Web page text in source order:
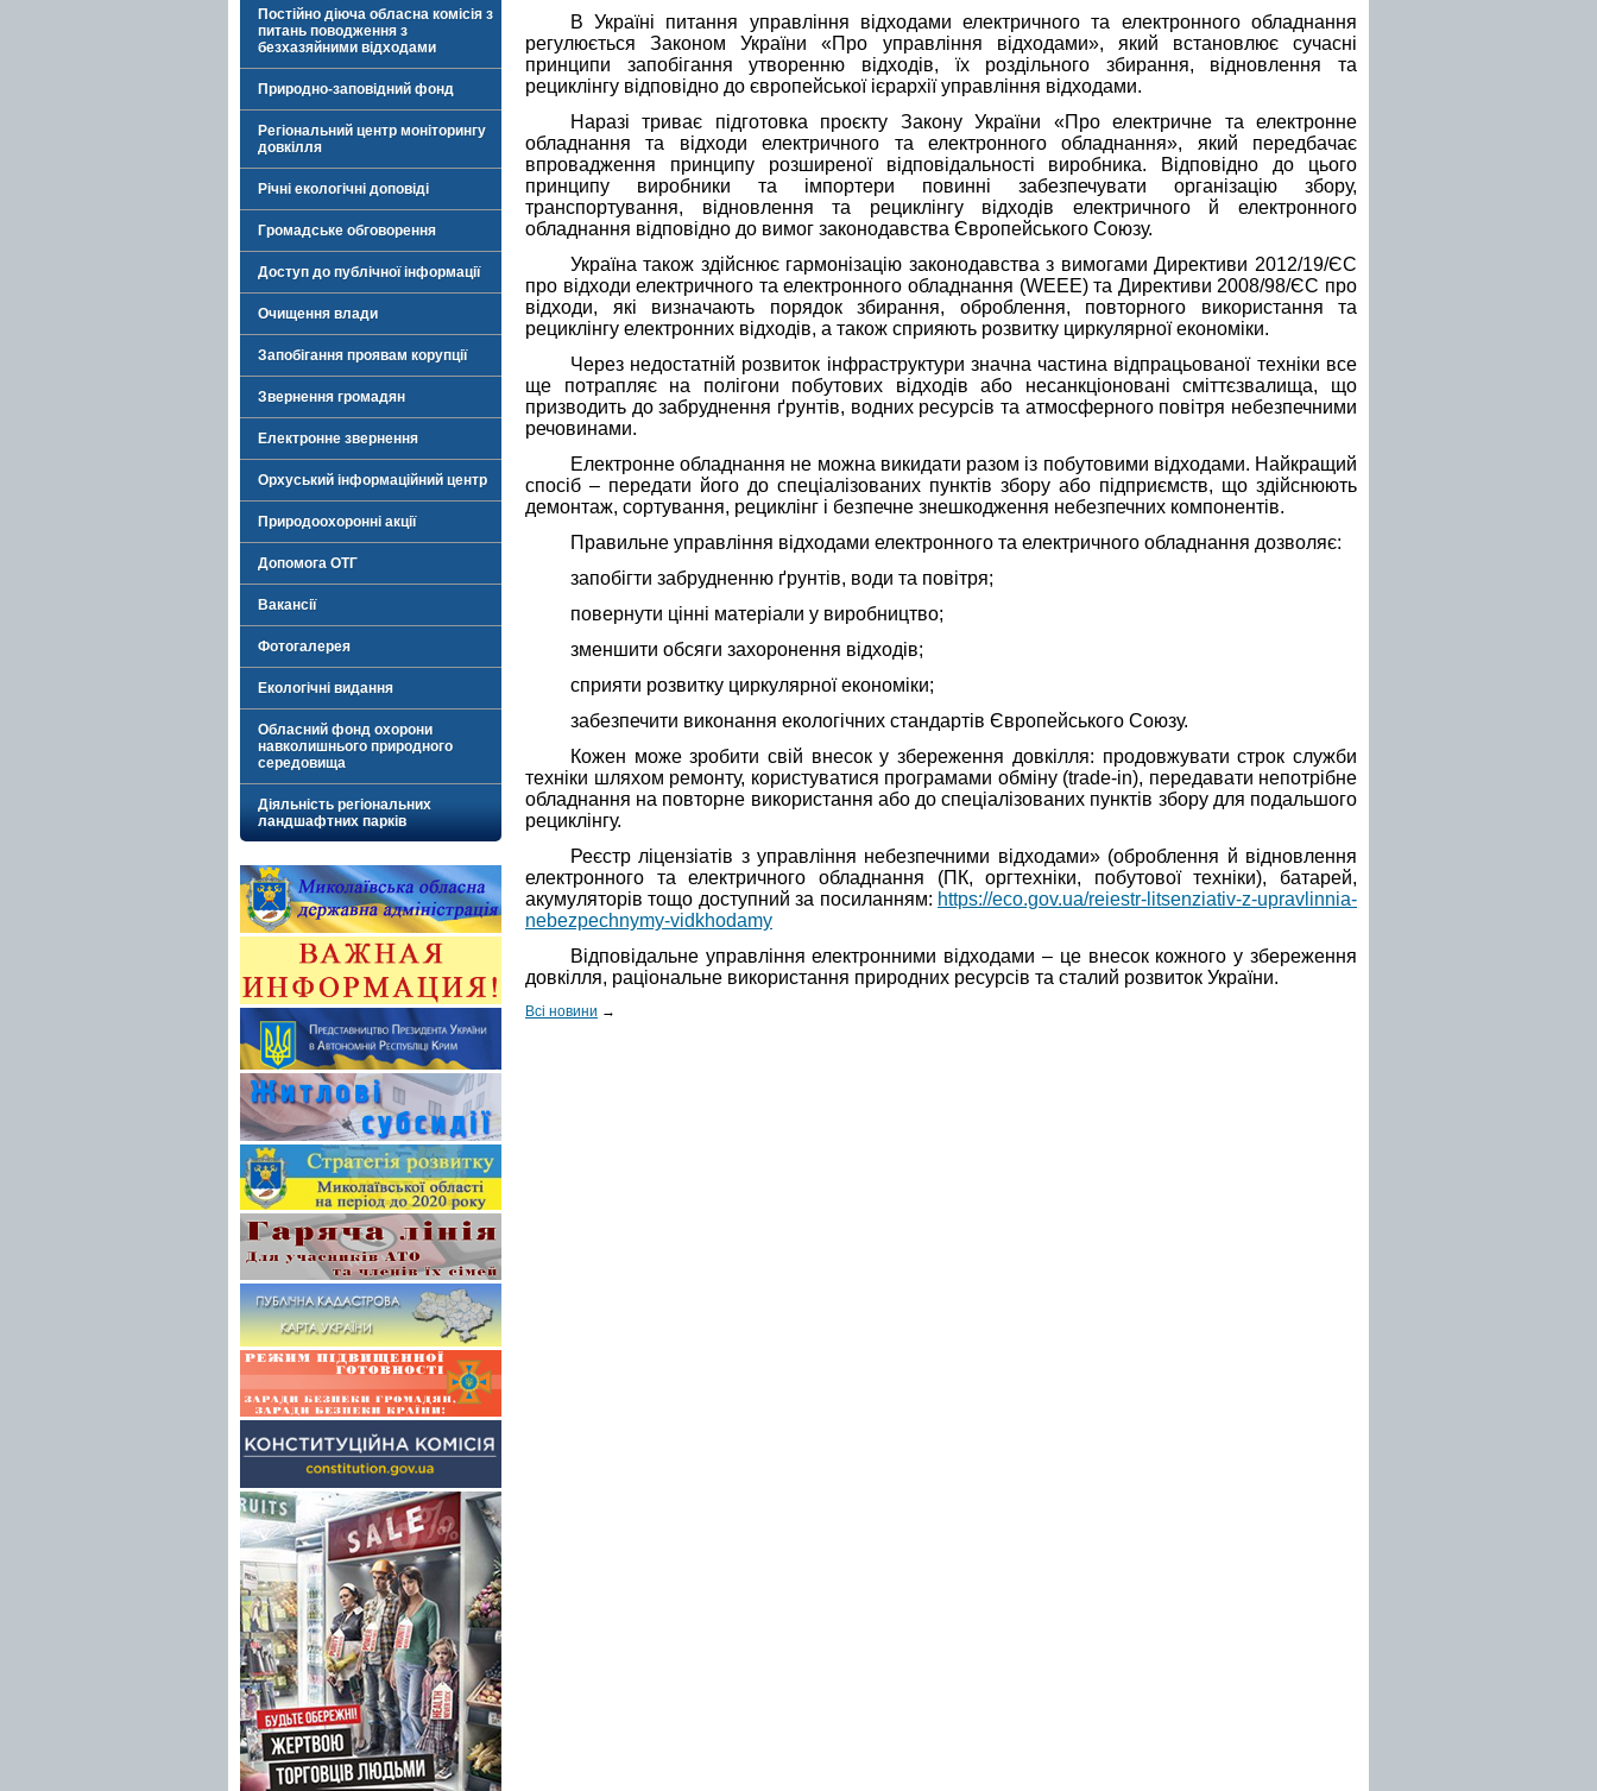
Постійно діюча обласна комісія з
питань поводження з
безхазяйними відходами
Природно-заповідний фонд
Регіональний центр моніторингу
довкілля
Річні екологічні доповіді
Громадське обговорення
Доступ до публічної інформації
Очищення влади
Запобігання проявам корупції
Звернення громадян
Електронне звернення
Орхуський інформаційний центр
Природоохоронні акції
Допомога ОТГ
Вакансії
Фотогалерея
Екологічні видання
Обласний фонд охорони
навколишнього природного
середовища
Діяльність регіональних
ландшафтних парків
В Україні питання управління відходами електричного та електронного обладнання
регулюється Законом України «Про управління відходами», який встановлює сучасні
принципи запобігання утворенню відходів, їх роздільного збирання, відновлення та
рециклінгу відповідно до європейської ієрархії управління відходами.
Наразі триває підготовка проєкту Закону України «Про електричне та електронне
обладнання та відходи електричного та електронного обладнання», який передбачає
впровадження принципу розширеної відповідальності виробника. Відповідно до цього
принципу виробники та імпортери повинні забезпечувати організацію збору,
транспортування, відновлення та рециклінгу відходів електричного й електронного
обладнання відповідно до вимог законодавства Європейського Союзу.
Україна також здійснює гармонізацію законодавства з вимогами Директиви 2012/19/ЄС
про відходи електричного та електронного обладнання (WEEE) та Директиви 2008/98/ЄС про
відходи, які визначають порядок збирання, оброблення, повторного використання та
рециклінгу електронних відходів, а також сприяють розвитку циркулярної економіки.
Через недостатній розвиток інфраструктури значна частина відпрацьованої техніки все
ще потрапляє на полігони побутових відходів або несанкціоновані сміттєзвалища, що
призводить до забруднення ґрунтів, водних ресурсів та атмосферного повітря небезпечними
речовинами.
Електронне обладнання не можна викидати разом із побутовими відходами. Найкращий
спосіб – передати його до спеціалізованих пунктів збору або підприємств, що здійснюють
демонтаж, сортування, рециклінг і безпечне знешкодження небезпечних компонентів.
Правильне управління відходами електронного та електричного обладнання дозволяє:
запобігти забрудненню ґрунтів, води та повітря;
повернути цінні матеріали у виробництво;
зменшити обсяги захоронення відходів;
сприяти розвитку циркулярної економіки;
забезпечити виконання екологічних стандартів Європейського Союзу.
Кожен може зробити свій внесок у збереження довкілля: продовжувати строк служби
техніки шляхом ремонту, користуватися програмами обміну (trade-in), передавати непотрібне
обладнання на повторне використання або до спеціалізованих пунктів збору для подальшого
рециклінгу.
Реєстр ліцензіатів з управління небезпечними відходами» (оброблення й відновлення
електронного та електричного обладнання (ПК, оргтехніки, побутової техніки), батарей,
акумуляторів тощо доступний за посиланням: https://eco.gov.ua/reiestr-litsenziativ-z-upravlinnia-
nebezpechnymy-vidkhodamy
Відповідальне управління електронними відходами – це внесок кожного у збереження
довкілля, раціональне використання природних ресурсів та сталий розвиток України.
Всі новини →